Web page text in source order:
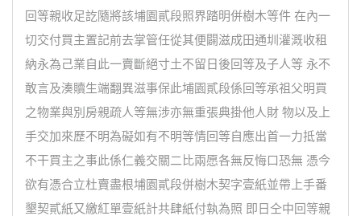
回等親收足訖隨將該埔園貳段照界踏明併樹木等件 在內一
切交付買主置記前去掌管任從其便闢滋成田通圳灌溉收租
納永為己業自此一賣斷絕寸土不留日後回等及子人等 永不
敢言及湊贖生端翻異滋事保此埔園貳段係回等承祖父明買
之物業與別房親疏人等無涉亦無重張典掛他人財 物以及上
手交加來歷不明為礙如有不明等情回等自應出首一力抵當
不干買主之事此係仁義交關二比兩愿各無反悔口恐無 憑今
欲有憑合立杜賣盡根埔園貳段併樹木契字壹紙並帶上手番
墾契貳紙又繳紅單壹紙計共肆紙付執為照 即日仝中回等親